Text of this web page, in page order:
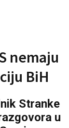
nemaju
BiH
Stranke
u